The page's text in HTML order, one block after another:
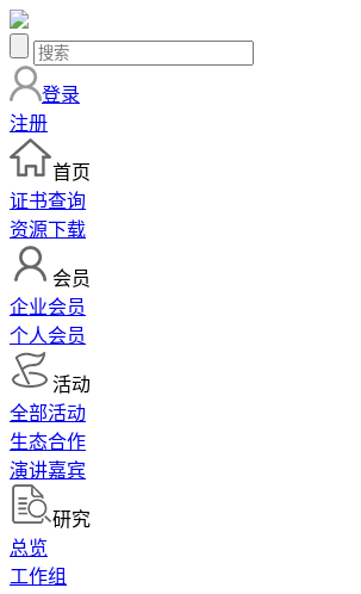
登录
注册
首页
证书查询
资源下载
会员
企业会员
个人会员
活动
全部活动
生态合作
演讲嘉宾
研究
总览
工作组